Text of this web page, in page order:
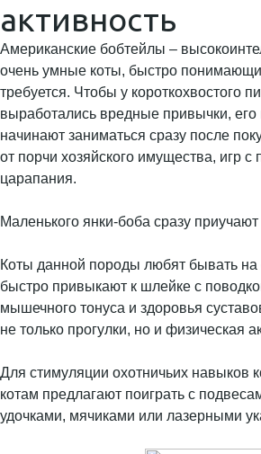
активность
Американские бобтейлы –
очень умные коты, быстро
требуется. Чтобы у короткохвостого
выработались вредные привычки, его
начинают заниматься сразу после
от порчи хозяйского имущества, игр
царапания.
Маленького янки-боба сразу приучают
Коты данной породы любят бывать на
быстро привыкают к шлейке с
мышечного тонуса и здоровья
не только прогулки, но и физическая
Для стимуляции охотничьих навыков
котам предлагают поиграть с
удочками, мячиками или лазерными